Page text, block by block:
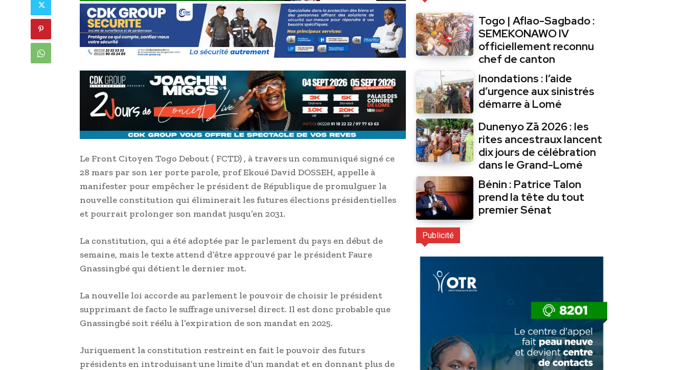
Le Front Citoyen Togo Debout ( FCTD) , à travers un communiqué signé ce
28 mars par son 1er porte parole, prof Ekoué David DOSSEH, appelle à
manifester pour empêcher le président de République de promulguer la
nouvelle constitution qui éliminerait les futures élections présidentielles
et pourrait prolonger son mandat jusqu’en 2031.
La constitution, qui a été adoptée par le parlement du pays en début de
semaine, mais le texte attend d’être approuvé par le président Faure
Gnassingbé qui détient le dernier mot.
La nouvelle loi accorde au parlement le pouvoir de choisir le président
supprimant de facto le suffrage universel direct. Il est donc probable que
Gnassingbé soit réélu à l’expiration de son mandat en 2025.
Juriquement la constitution restreint en fait le pouvoir des futurs
présidents en introduisant une limite d’un mandat et en donnant plus de
Togo | Aflao-Sagbado :
SEMEKONAWO IV
officiellement reconnu
chef de canton
Inondations : l’aide
d’urgence aux sinistrés
démarre à Lomé
Dunenyo Zā 2026 : les
rites ancestraux lancent
dix jours de célébration
dans le Grand-Lomé
Bénin : Patrice Talon
prend la tête du tout
premier Sénat
Publicité